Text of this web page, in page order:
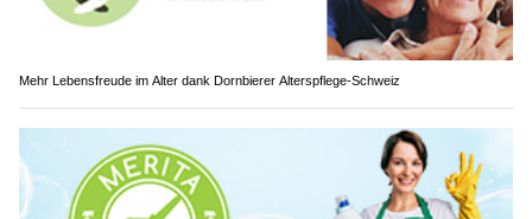
Mehr Lebensfreude im Alter dank Dornbierer Alterspflege-Schweiz